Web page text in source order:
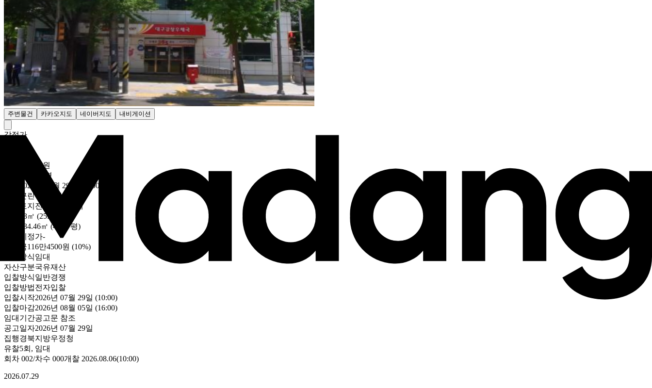
주변물건 카카오지도 네이버지도 내비게이션
감정가
1164만4030원
28만6305원/평
2026년 07월 29일 (10:00)
근린생활시설
토지전체,건물전체
83㎡ (25.11평)
134.46㎡ (40.67평)
최초예정가-
보증금116만4500원 (10%)
처분방식임대
자산구분국유재산
입찰방식일반경쟁
입찰방법전자입찰
입찰시작2026년 07월 29일 (10:00)
입찰마감2026년 08월 05일 (16:00)
임대기간공고문 참조
공고일자2026년 07월 29일
집행경북지방우정청
유찰5회 , 임대
회차 002/차수 000개찰 2026.08.06(10:00)
2026.07.29